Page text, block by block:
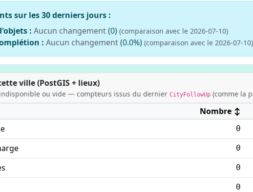
sur les 30 derniers jours :
: Aucun changement(0) (comparaison avec le 2026-07-10)
: Aucun changement(0.0%) (comparaison avec le 2026-07-10)
ville (PostGIS + lieux)
indisponible ou vide — compteurs issus du dernier CityFollowUp (comme la
Nombre ↕
0
0
0
0